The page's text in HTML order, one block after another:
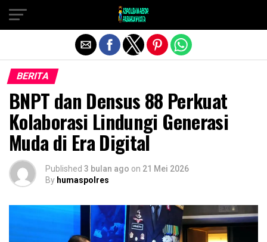
BERITA
BNPT dan Densus 88 Perkuat
Kolaborasi Lindungi Generasi
Muda di Era Digital
Published 3 bulan ago on 21 Mei 2026
By humaspolres
Exit mobile version